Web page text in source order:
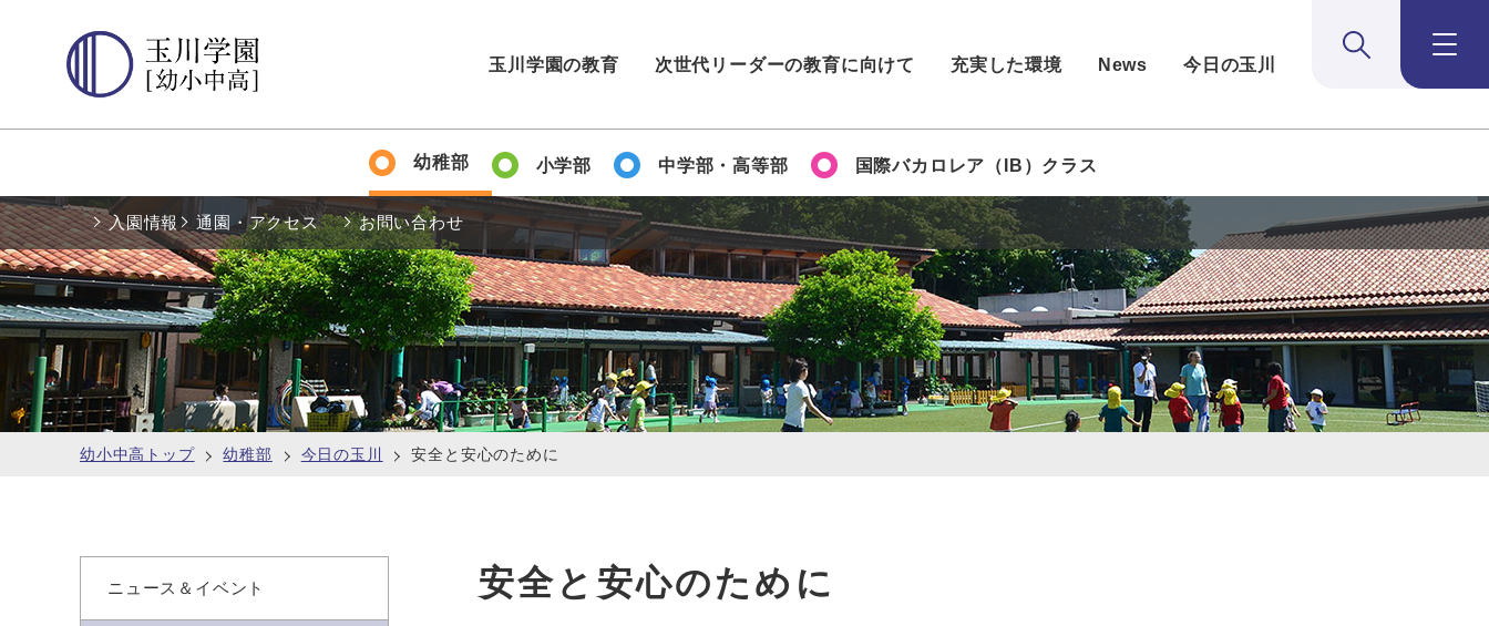
玉川学園の教育 次世代リーダーの教育に向けて 充実した環境 News 今日の玉川 検索:開く メニュー
幼稚部 小学部 中学部・高等部 国際バカロレア（IB）クラス
入園情報 通園・アクセス お問い合わせ
幼小中高トップ 幼稚部 今日の玉川 安全と安心のために
安全と安心のために
ニュース＆イベント